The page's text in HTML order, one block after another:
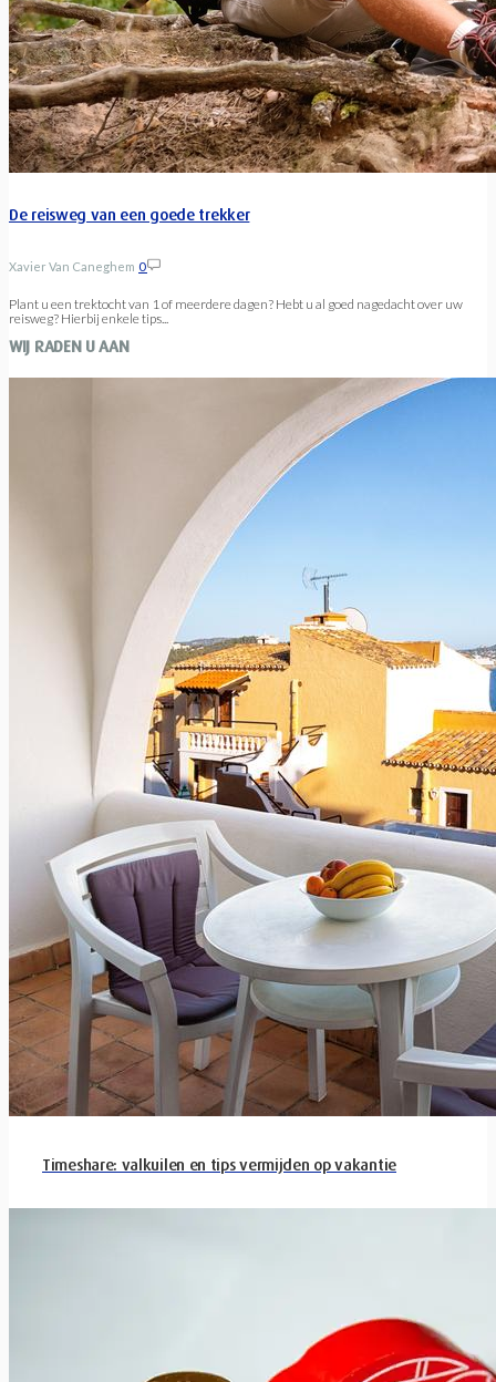
De reisweg van een goede trekker
Xavier Van Caneghem 0
Plant u een trektocht van 1 of meerdere dagen? Hebt u al goed nagedacht over uw
reisweg? Hierbij enkele tips...
WIJ RADEN U AAN
Timeshare: valkuilen en tips vermijden op vakantie